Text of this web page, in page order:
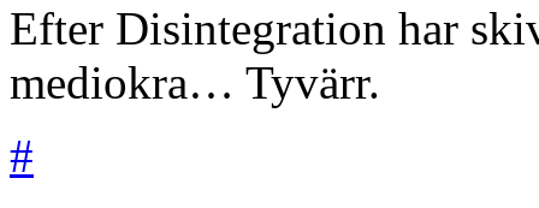
Efter Disintegration har
mediokra… Tyvärr.
#